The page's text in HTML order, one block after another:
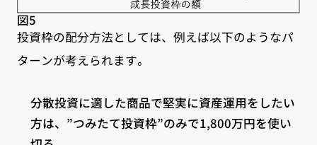
図5
投資枠の配分方法としては、例えば以下のようなパ
ターンが考えられます。
分散投資に適した商品で堅実に資産運用をしたい
方は、”つみたて投資枠”のみで1,800万円を使い